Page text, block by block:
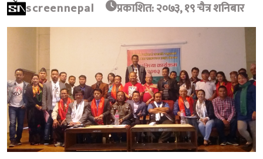
screennepal प्रकाशित: २०७३, १९ चैत्र शनिबार